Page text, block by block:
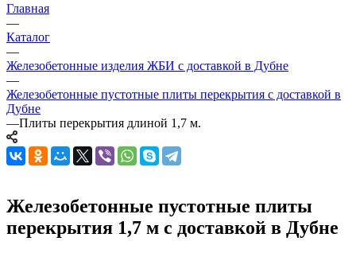
Главная
—
Каталог
—
Железобетонные изделия ЖБИ с доставкой в Дубне
—
Железобетонные пустотные плиты перекрытия с доставкой в
Дубне
—Плиты перекрытия длиной 1,7 м.
Железобетонные пустотные плиты
перекрытия 1,7 м с доставкой в Дубне